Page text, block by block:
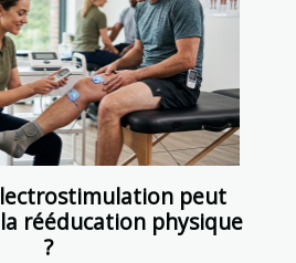
peut
rééducation physique
?